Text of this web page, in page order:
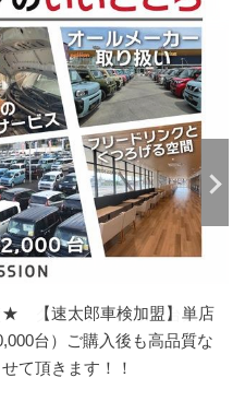
★ 【速太郎車検加盟】単店
台）ご購入後も高品質な
て頂きます！！